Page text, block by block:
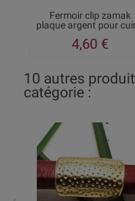
Fermoir clip zamak
plaque argent pour
4,60 €
10 autres
catégorie :